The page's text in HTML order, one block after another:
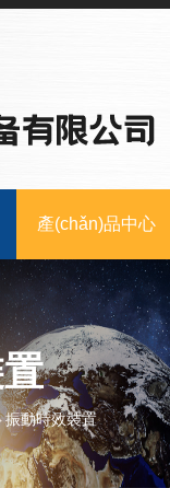
產(chǎn)品中心
振動時效裝置